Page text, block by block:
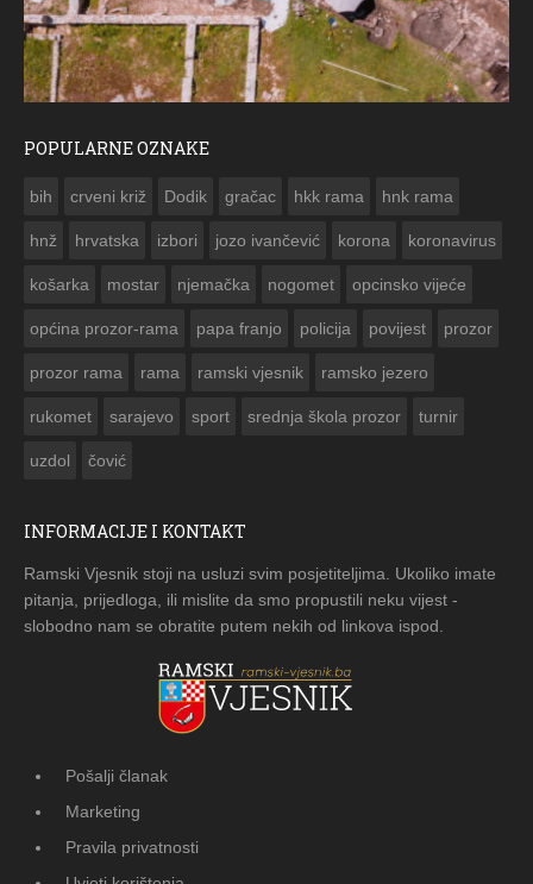
POPULARNE OZNAKE
bih crveni križ Dodik gračac hkk rama hnk rama
hnž hrvatska izbori jozo ivančević korona koronavirus
košarka mostar njemačka nogomet opcinsko vijeće
općina prozor-rama papa franjo policija povijest prozor
prozor rama rama ramski vjesnik ramsko jezero
rukomet sarajevo sport srednja škola prozor turnir
uzdol čović
INFORMACIJE I KONTAKT
Ramski Vjesnik stoji na usluzi svim posjetiteljima. Ukoliko imate
pitanja, prijedloga, ili mislite da smo propustili neku vijest -
slobodno nam se obratite putem nekih od linkova ispod.
Pošalji članak
Marketing
Pravila privatnosti